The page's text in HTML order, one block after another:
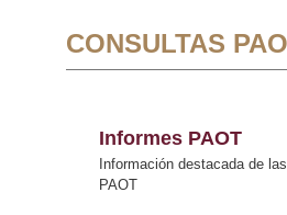
CONSULTAS
Informes PAOT
Información destacada de
PAOT